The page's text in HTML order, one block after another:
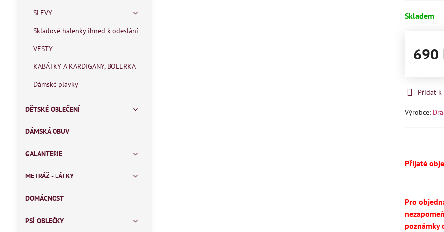
Skladem
690
Přidat k
Výrobce:
Přijaté
Pro
poznámky
SLEVY
Skladové halenky ihned k odeslání
VESTY
KABÁTKY A KARDIGANY, BOLERKA
Dámské plavky
DĚTSKÉ OBLEČENÍ
DÁMSKÁ OBUV
GALANTERIE
METRÁŽ - LÁTKY
DOMÁCNOST
PSÍ OBLEČKY